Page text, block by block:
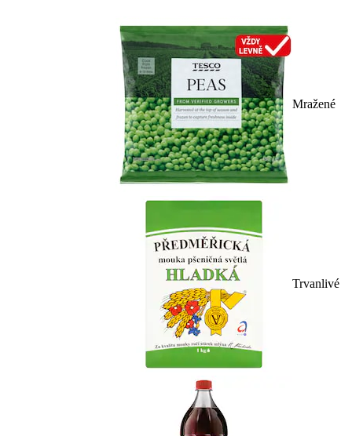
Mražené
Trvanlivé